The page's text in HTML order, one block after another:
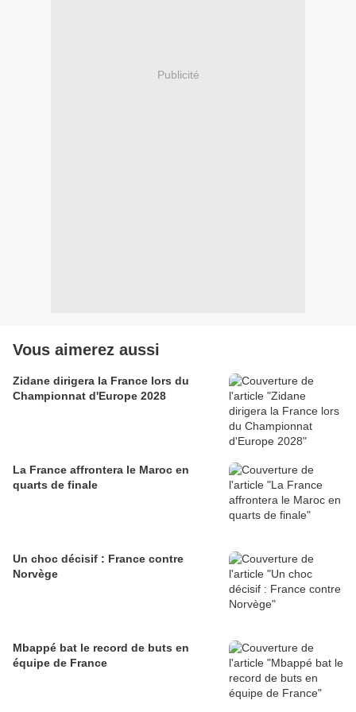
Publicité
Vous aimerez aussi
Zidane dirigera la France lors du
Championnat d'Europe 2028
La France affrontera le Maroc en
quarts de finale
Un choc décisif : France contre
Norvège
Mbappé bat le record de buts en
équipe de France